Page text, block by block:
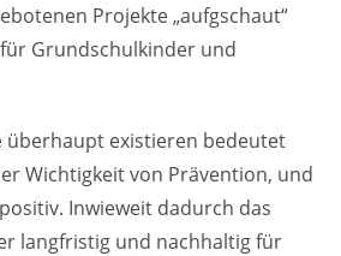
Projekte „aufgschaut“
Grundschulkinder und
überhaupt existieren bedeutet
Wichtigkeit von Prävention, und
Inwieweit dadurch das
langfristig und nachhaltig für